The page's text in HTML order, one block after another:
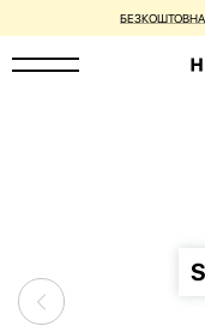
БЕЗКОШТОВНА